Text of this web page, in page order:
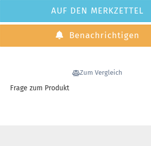
AUF DEN MERKZETTEL
Benachrichtigen
Zum Vergleich
Frage zum Produkt